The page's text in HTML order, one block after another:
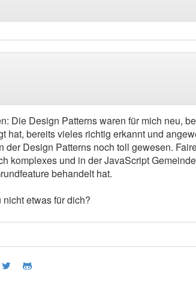
Die Design Patterns waren für mich neu,
hat, bereits vieles richtig erkannt und
Design Patterns noch toll gewesen.
komplexes und in der JavaScript
behandelt hat.
etwas für dich?